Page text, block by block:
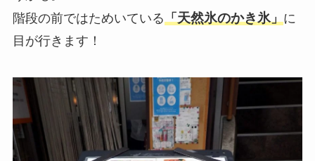
階段の前ではためいている「天然氷のかき氷」に
目が行きます！